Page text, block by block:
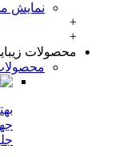
نمایش
محصولات زیبایی
محصولات
جهت